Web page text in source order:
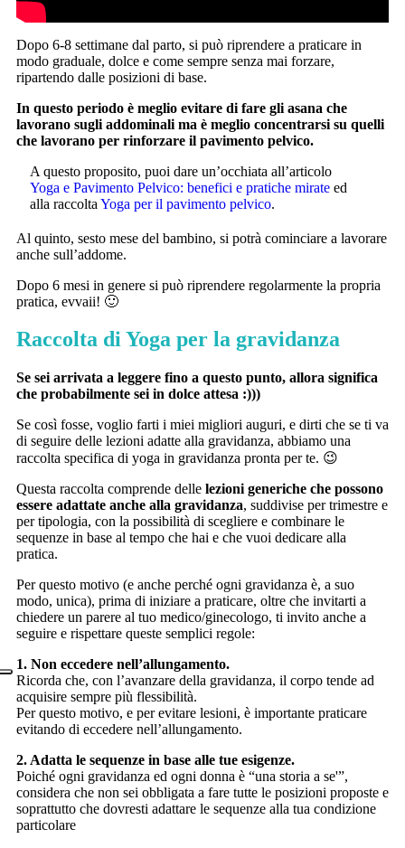
Dopo 6-8 settimane dal parto, si può riprendere a praticare in
modo graduale, dolce e come sempre senza mai forzare,
ripartendo dalle posizioni di base.
In questo periodo è meglio evitare di fare gli asana che
lavorano sugli addominali ma è meglio concentrarsi su quelli
che lavorano per rinforzare il pavimento pelvico.
A questo proposito, puoi dare un’occhiata all’articolo
Yoga e Pavimento Pelvico: benefici e pratiche mirate ed
alla raccolta Yoga per il pavimento pelvico.
Al quinto, sesto mese del bambino, si potrà cominciare a lavorare
anche sull’addome.
Dopo 6 mesi in genere si può riprendere regolarmente la propria
pratica, evvaii! 🙂
Raccolta di Yoga per la gravidanza
Se sei arrivata a leggere fino a questo punto, allora significa
che probabilmente sei in dolce attesa :)))
Se così fosse, voglio farti i miei migliori auguri, e dirti che se ti va
di seguire delle lezioni adatte alla gravidanza, abbiamo una
raccolta specifica di yoga in gravidanza pronta per te. 😉
Questa raccolta comprende delle lezioni generiche che possono
essere adattate anche alla gravidanza, suddivise per trimestre e
per tipologia, con la possibilità di scegliere e combinare le
sequenze in base al tempo che hai e che vuoi dedicare alla
pratica.
Per questo motivo (e anche perché ogni gravidanza è, a suo
modo, unica), prima di iniziare a praticare, oltre che invitarti a
chiedere un parere al tuo medico/ginecologo, ti invito anche a
seguire e rispettare queste semplici regole:
1. Non eccedere nell’allungamento.
Ricorda che, con l’avanzare della gravidanza, il corpo tende ad
acquisire sempre più flessibilità.
Per questo motivo, e per evitare lesioni, è importante praticare
evitando di eccedere nell’allungamento.
2. Adatta le sequenze in base alle tue esigenze.
Poiché ogni gravidanza ed ogni donna è “una storia a se'”,
considera che non sei obbligata a fare tutte le posizioni proposte e
soprattutto che dovresti adattare le sequenze alla tua condizione
particolare